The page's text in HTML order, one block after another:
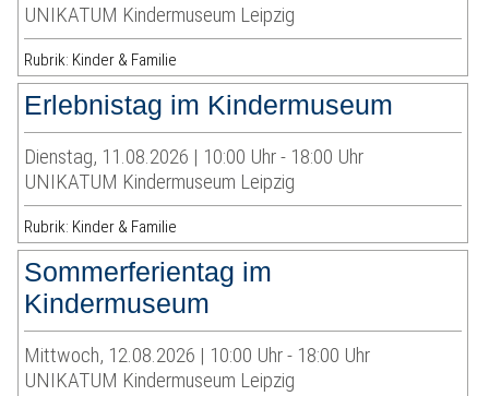
UNIKATUM Kindermuseum Leipzig
Rubrik: Kinder & Familie
Erlebnistag im Kindermuseum
Dienstag, 11.08.2026 | 10:00 Uhr - 18:00 Uhr
UNIKATUM Kindermuseum Leipzig
Rubrik: Kinder & Familie
Sommerferientag im
Kindermuseum
Mittwoch, 12.08.2026 | 10:00 Uhr - 18:00 Uhr
UNIKATUM Kindermuseum Leipzig